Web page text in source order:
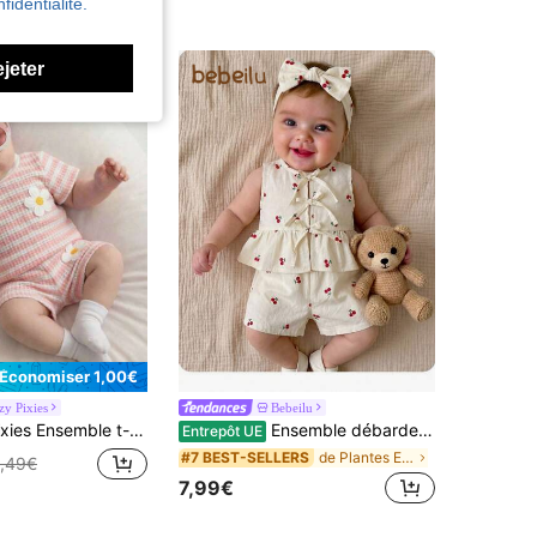
Économiser 1,00€
Pixies
tricot rayé patchwork et short à taille élastique pour nouveau-né, style décontracté et mignon
Bebeilu
Entrepôt UE Ensemble débardeur et short décontracté mignon à rayures roses et blanches avec nœud pour bébé fille nouveau-né. Tenues d'été pour bébé fille. Ensemble bébé fille 2 pièces avec imprimé floral
#7 BEST-SELLERS de Plantes Ensembles pour nouveau-nés
7,99€